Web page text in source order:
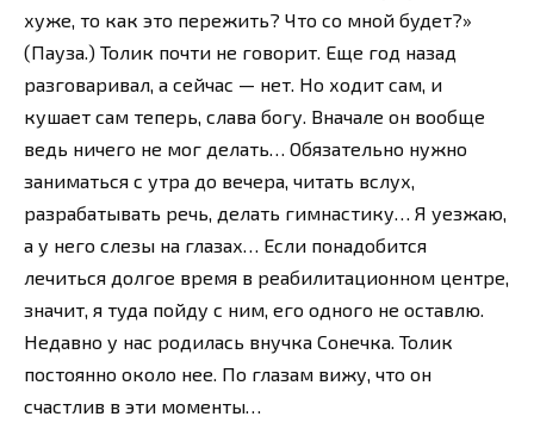
хуже, то как это пережить? Что со мной будет?»
(Пауза.) Толик почти не говорит. Еще год назад
разговаривал, а сейчас — нет. Но ходит сам, и
кушает сам теперь, слава богу. Вначале он вообще
ведь ничего не мог делать… Обязательно нужно
заниматься с утра до вечера, читать вслух,
разрабатывать речь, делать гимнастику… Я уезжаю,
а у него слезы на глазах… Если понадобится
лечиться долгое время в реабилитационном центре,
значит, я туда пойду с ним, его одного не оставлю.
Недавно у нас родилась внучка Сонечка. Толик
постоянно около нее. По глазам вижу, что он
счастлив в эти моменты…